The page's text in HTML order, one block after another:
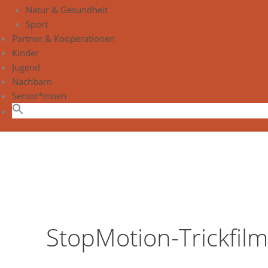
Natur & Gesundheit
Sport
Partner & Kooperationen
Kinder
Jugend
Nachbarn
Senior*innen
StopMotion-